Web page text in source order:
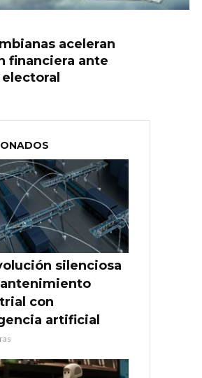
aceleran
financiera ante
silenciosa
con
artificial